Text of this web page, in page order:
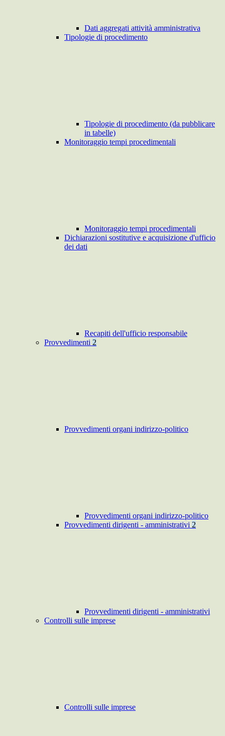
Dati aggregati attività amministrativa
Tipologie di procedimento
Tipologie di procedimento (da pubblicare
in tabelle)
Monitoraggio tempi procedimentali
Monitoraggio tempi procedimentali
Dichiarazioni sostitutive e acquisizione d'ufficio
dei dati
Recapiti dell'ufficio responsabile
Provvedimenti 2
Provvedimenti organi indirizzo-politico
Provvedimenti organi indirizzo-politico
Provvedimenti dirigenti - amministrativi 2
Provvedimenti dirigenti - amministrativi
Controlli sulle imprese
Controlli sulle imprese